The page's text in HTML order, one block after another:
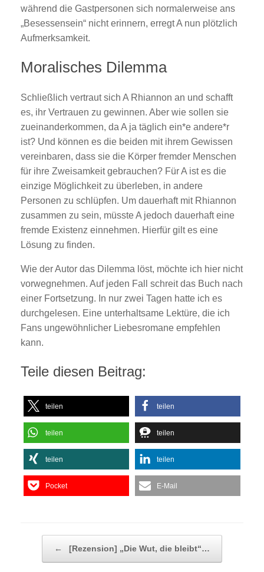
während die Gastpersonen sich normalerweise ans
„Besessensein“ nicht erinnern, erregt A nun plötzlich
Aufmerksamkeit.
Moralisches Dilemma
Schließlich vertraut sich A Rhiannon an und schafft
es, ihr Vertrauen zu gewinnen. Aber wie sollen sie
zueinanderkommen, da A ja täglich ein*e andere*r
ist? Und können es die beiden mit ihrem Gewissen
vereinbaren, dass sie die Körper fremder Menschen
für ihre Zweisamkeit gebrauchen? Für A ist es die
einzige Möglichkeit zu überleben, in andere
Personen zu schlüpfen. Um dauerhaft mit Rhiannon
zusammen zu sein, müsste A jedoch dauerhaft eine
fremde Existenz einnehmen. Hierfür gilt es eine
Lösung zu finden.
Wie der Autor das Dilemma löst, möchte ich hier nicht
vorwegnehmen. Auf jeden Fall schreit das Buch nach
einer Fortsetzung. In nur zwei Tagen hatte ich es
durchgelesen. Eine unterhaltsame Lektüre, die ich
Fans ungewöhnlicher Liebesromane empfehlen
kann.
Teile diesen Beitrag:
teilen teilen
teilen teilen
teilen teilen
Pocket E-Mail
← [Rezension] „Die Wut, die bleibt“…